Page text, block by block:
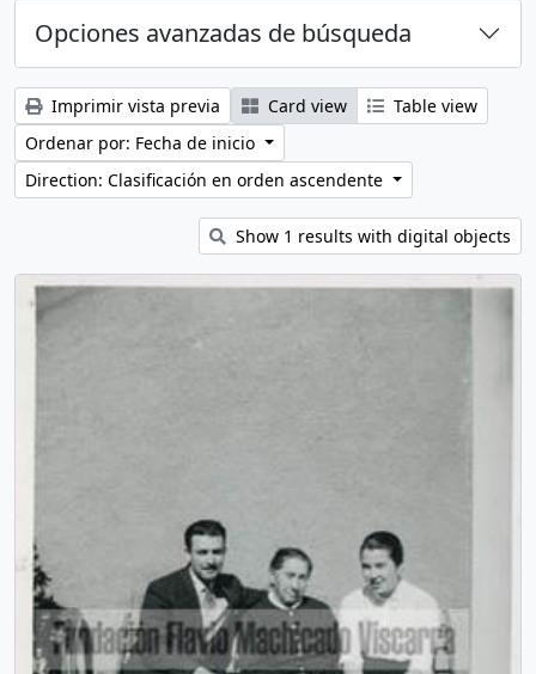
Opciones avanzadas de búsqueda
Imprimir vista previa Card view
Table view
Ordenar por: Fecha de inicio
Direction: Clasificación en orden ascendente
Show 1 results with digital objects